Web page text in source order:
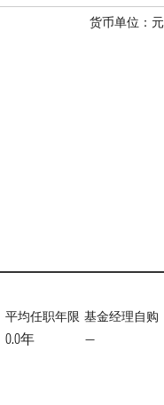
货币单位：元
平均任职年限
0.0年
基金经理自购
—